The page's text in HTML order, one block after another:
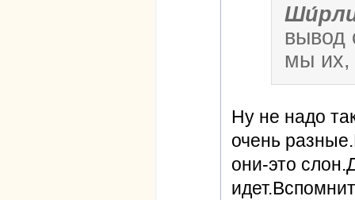
вывод
мы их,
Ну не надо
очень
они-это